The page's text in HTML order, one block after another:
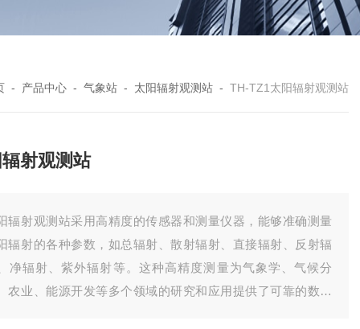
- 产品中心 - 气象站 - 太阳辐射观测站 - TH-TZ1太阳辐射观测站
射观测站
辐射观测站采用高精度的传感器和测量仪器，能够准确测量
辐射的各种参数，如总辐射、散射辐射、直接辐射、反射辐
净辐射、紫外辐射等。这种高精度测量为气象学、气候分
农业、能源开发等多个领域的研究和应用提供了可靠的数据